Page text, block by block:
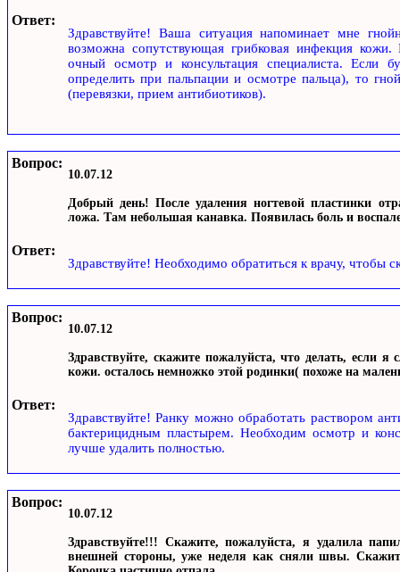
Ответ:
Здравствуйте! Ваша ситуация напоминает мне
возможна сопутствующая грибковая инфекция
очный осмотр и консультация специалиста. Если
определить при пальпации и осмотре пальца), то
(перевязки, прием антибиотиков).
Вопрос:
10.07.12
Добрый день! После удаления ногтевой пластинки
ложа. Там небольшая канавка. Появилась боль и
Ответ:
Здравствуйте! Необходимо обратиться к врачу, чтобы
Вопрос:
10.07.12
Здравствуйте, скажите пожалуйста, что делать, если
кожи. осталось немножко этой родинки( похоже на
Ответ:
Здравствуйте! Ранку можно обработать раствором
бактерицидным пластырем. Необходим осмотр и
лучше удалить полностью.
Вопрос:
10.07.12
Здравствуйте!!! Скажите, пожалуйста, я удалила
внешней стороны, уже неделя как сняли швы.